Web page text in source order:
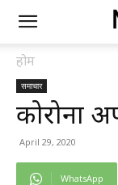
होम
समाचार
कोरोना
April 29, 2020
WhatsApp